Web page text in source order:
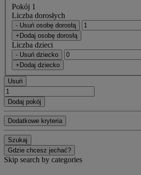
Pokój 1
Liczba dorosłych
- Usuń osobę dorosłą
+Dodaj osobę dorosłą
Liczba dzieci
- Usuń dziecko
+Dodaj dziecko
Usuń
Dodaj pokój
Dodatkowe kryteria
Szukaj
Gdzie chcesz jechać?
Skip search by categories